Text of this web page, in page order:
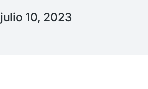
julio 10, 2023